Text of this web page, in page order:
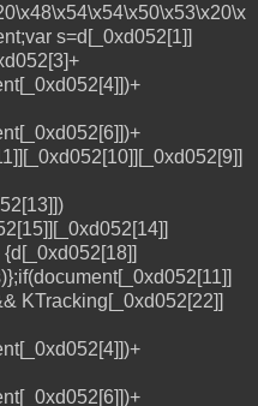
s=d[_0xd052[1]]
KTracking[_0xd052[22]]